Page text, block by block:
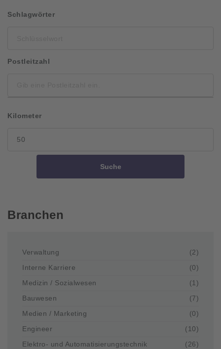
SchlagwörterSchlüsselwort
Postleitzahl
Kilometer
Suche
Branchen
Verwaltung
(2)
Interne Karriere
(0)
Medizin / Sozialwesen
(1)
Bauwesen
(7)
Medien / Marketing
(0)
Engineer
(10)
Elektro- und Automatisierungstechnik
(26)